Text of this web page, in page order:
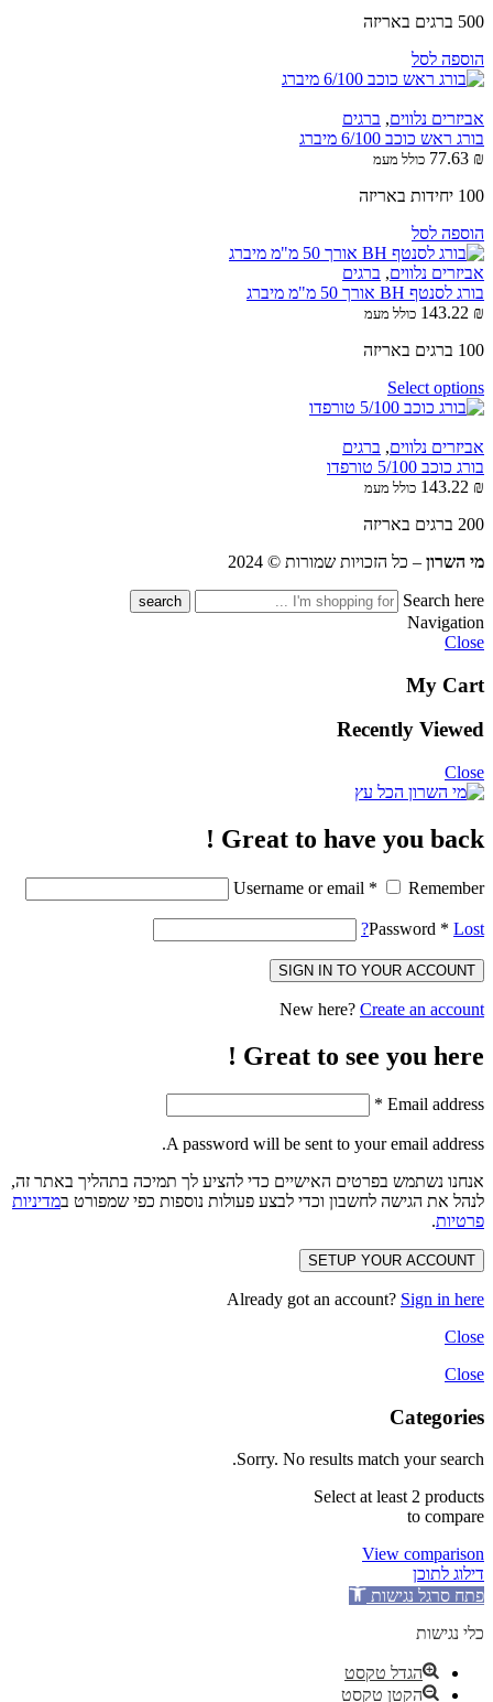
500 ברגים באריזה
הוספה לסל
אביזרים נלווים, ברגים
בורג ראש כוכב 6/100 מיברג
77.63 ₪ כולל מעמ
100 יחידות באריזה
הוספה לסל
אביזרים נלווים, ברגים
בורג לסנטף BH אורך 50 מ"מ מיברג
143.22 ₪ כולל מעמ
100 ברגים באריזה
Select options
אביזרים נלווים, ברגים
בורג כוכב 5/100 טורפדו
143.22 ₪ כולל מעמ
200 ברגים באריזה
מי השרון – כל הזכויות שמורות © 2024
Search here
Navigation
Close
My Cart
Recently Viewed
Close
Great to have you back !
Username or email * Remember
Password * Lost?
SIGN IN TO YOUR ACCOUNT
New here? Create an account
Great to see you here !
Email address
*
A password will be sent to your email address.
אנחנו נשתמש בפרטים האישיים כדי להציע לך תמיכה בתהליך באתר זה,
לנהל את הגישה לחשבון וכדי לבצע פעולות נוספות כפי שמפורט במדיניות
פרטיות.
SETUP YOUR ACCOUNT
Already got an account? Sign in here
Close
Close
Categories
Sorry. No results match your search.
Select at least 2 products
to compare
View comparison
דילוג לתוכן
פתח סרגל נגישות
כלי נגישות
הגדל טקסט
הקטן טקסט